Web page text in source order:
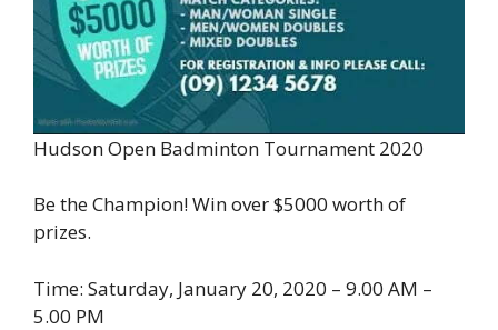
Hudson Open Badminton Tournament 2020
Be the Champion! Win over $5000 worth of
prizes.
Time: Saturday, January 20, 2020 – 9.00 AM –
5.00 PM